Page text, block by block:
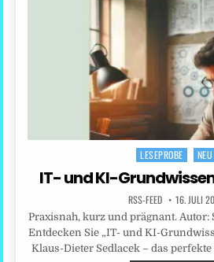
Posted
LESEPROBE NEU
IT- und KI-
RSS-FEED 16. JULI
Praxisnah, kurz und prägnant. Autor:
Entdecken Sie „IT- und KI-
Klaus-Dieter Sedlacek – das